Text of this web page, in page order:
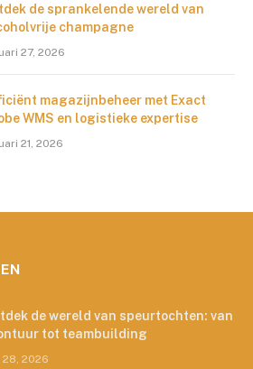
de sprankelende wereld van
champagne
27, 2026
magazijnbeheer met Exact
WMS en logistieke expertise
21, 2026
de wereld van speurtochten: van
tot teambuilding
28, 2026